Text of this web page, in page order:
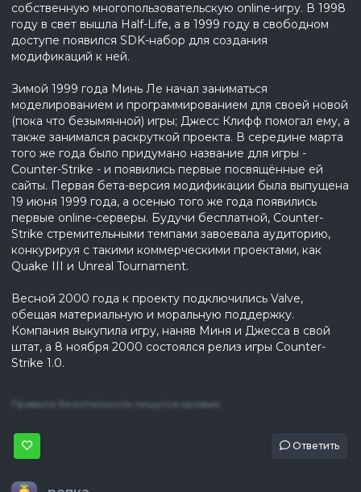
собственную многопользовательскую online-игру. В 1998
году в свет вышла Half-Life, а в 1999 году в свободном
доступе появился SDK-набор для создания
модификаций к ней.
Зимой 1999 года Минь Ле начал заниматься
моделированием и программированием для своей новой
(пока что безымянной) игры; Джесс Клифф помогал ему, а
также занимался раскруткой проекта. В середине марта
того же года было придумано название для игры -
Counter-Strike - и появились первые посвящённые ей
сайты. Первая бета-версия модификации была выпущена
19 июня 1999 года, а осенью того же года появились
первые online-серверы. Будучи бесплатной, Counter-
Strike стремительными темпами завоевала аудиторию,
конкурируя с такими коммерческими проектами, как
Quake III и Unreal Tournament.
Весной 2000 года к проекту подключились Valve,
обещая материальную и моральную поддержку.
Компания выкупила игру, наняв Миня и Джесса в свой
штат, а 8 ноября 2000 состоялся релиз игры Counter-
Strike 1.0.
Правила безопасности пишутся кровью.
Ответить